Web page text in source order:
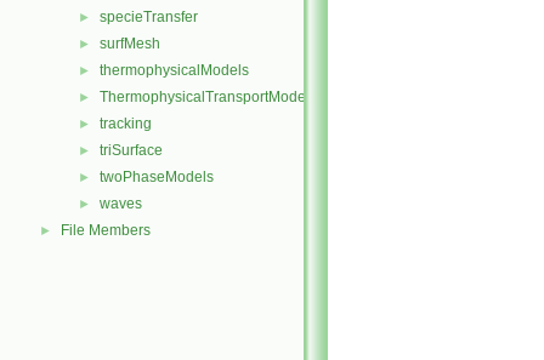
► specieTransfer
► surfMesh
► thermophysicalModels
► ThermophysicalTransportModels
► tracking
► triSurface
► twoPhaseModels
► waves
► File Members